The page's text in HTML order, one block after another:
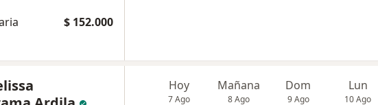
$ 152.000
Hoy
7 Ago
Mañana
8 Ago
Dom
9 Ago
Lun
10 Ago